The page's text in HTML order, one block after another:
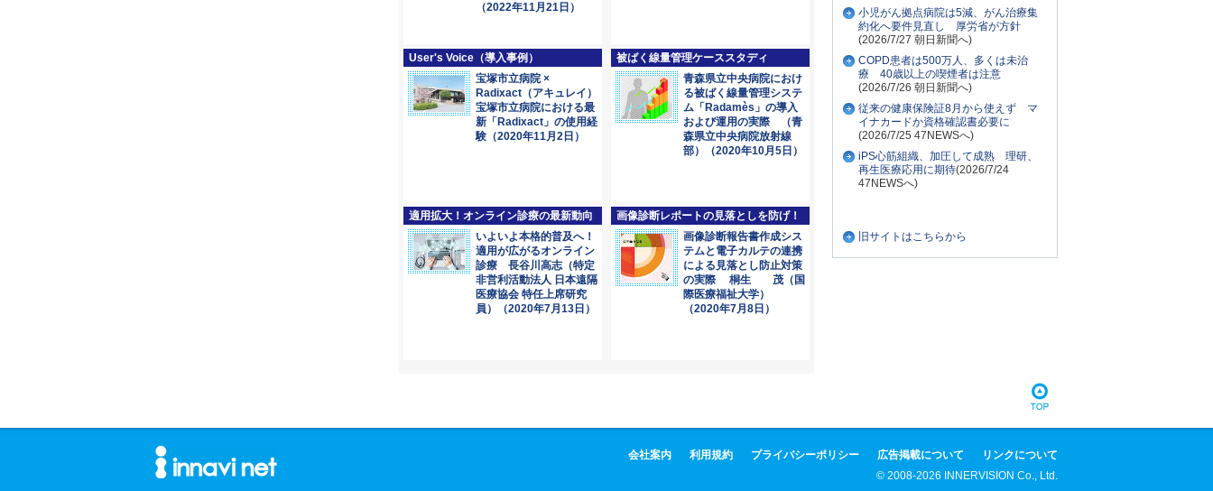
（2022年11月21日）
User's Voice（導入事例）
宝塚市立病院 ×
Radixact（アキュレイ）
宝塚市立病院における最
新「Radixact」の使用経
験（2020年11月2日）
被ばく線量管理ケーススタディ
青森県立中央病院におけ
る被ばく線量管理システ
ム「Radamès」の導入
および運用の実際 （青
森県立中央病院放射線
部）（2020年10月5日）
適用拡大！オンライン診療の最新動向
いよいよ本格的普及へ！
適用が広がるオンライン
診療 長谷川高志（特定
非営利活動法人 日本遠隔
医療協会 特任上席研究
員）（2020年7月13日）
画像診断レポートの見落としを防げ！
画像診断報告書作成シス
テムと電子カルテの連携
による見落とし防止対策
の実際 桐生 茂（国
際医療福祉大学）
（2020年7月8日）
小児がん拠点病院は5減、がん治療集
約化へ要件見直し 厚労省が方針
(2026/7/27 朝日新聞へ)
COPD患者は500万人、多くは未治
療 40歳以上の喫煙者は注意
(2026/7/26 朝日新聞へ)
従来の健康保険証8月から使えず マ
イナカードか資格確認書必要に
(2026/7/25 47NEWSへ)
iPS心筋組織、加圧して成熟 理研、
再生医療応用に期待(2026/7/24
47NEWSへ)
旧サイトはこちらから
リンクについて
広告掲載について
プライバシーポリシー
利用規約
会社案内
© 2008-2026 INNERVISION Co., Ltd.